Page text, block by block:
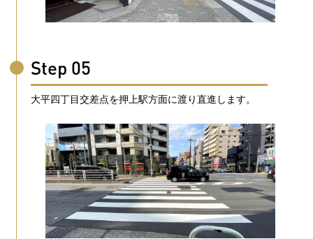
Step 05
大平四丁目交差点を押上駅方面に渡り直進します。